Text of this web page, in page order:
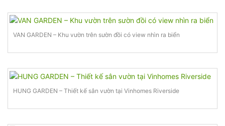
VAN GARDEN – Khu vườn trên sườn đồi có view nhìn ra biển
HUNG GARDEN – Thiết kế sân vườn tại Vinhomes Riverside